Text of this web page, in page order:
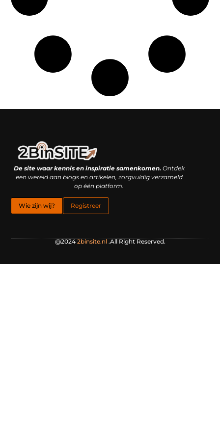
De site waar kennis en inspiratie samenkomen.Ontdek
een wereld aan blogs en artikelen, zorgvuldig verzameld
op één platform.
Wie zijn wij? Registreer
@2024 2binsite.nl.All Right Reserved.